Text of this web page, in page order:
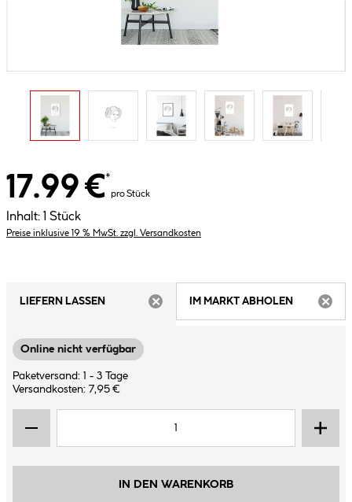
17.99 €*
pro Stück
Inhalt: 1 Stück
Preise inklusive 19 % MwSt. zzgl. Versandkosten
LIEFERN LASSEN
IM MARKT ABHOLEN
Online nicht verfügbar
Paketversand: 1 - 3 Tage
Versandkosten: 7,95 €
IN DEN WARENKORB